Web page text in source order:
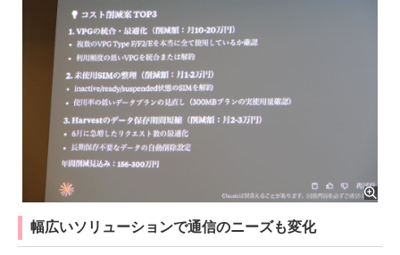
幅広いソリューションで通信のニーズも変化